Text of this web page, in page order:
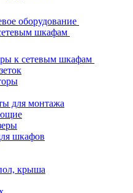
оборудование
шкафам
к сетевым шкафам
для монтажа
шкафов
крыша